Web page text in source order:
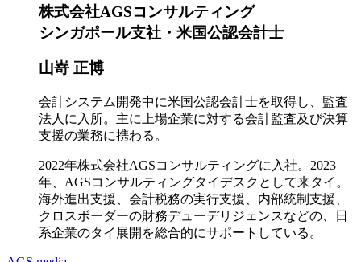
株式会社AGSコンサルティング
シンガポール支社・米国公認会計士
山嵜 正博
会計システム開発中に米国公認会計士を取得し、監査
法人に入所。主に上場企業に対する会計監査及び決算
支援の業務に携わる。
2022年株式会社AGSコンサルティングに入社。2023
年、AGSコンサルティングタイデスクとして来タイ。
海外進出支援、会計税務の実行支援、内部統制支援、
クロスボーダーの財務デューデリジェンスなどの、日
系企業のタイ展開を総合的にサポートしている。